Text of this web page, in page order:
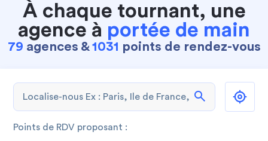
À chaque tournant, une
agence à portée de main
79 agences &1031 points de rendez-vous
search
Points de RDV proposant :